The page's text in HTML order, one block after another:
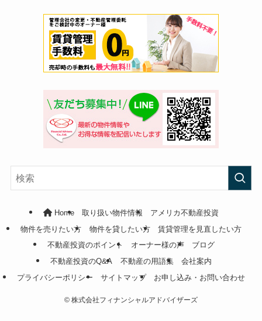
Home 取り扱い物件情報
アメリカ不動産投資
物件を売りたい方
物件を貸したい方
賃貸管理を見直したい方
不動産投資のポイント
オーナー様の声
ブログ
不動産投資のQ&A
不動産の用語集
会社案内
プライバシーポリシー
サイトマップ お申し込み・お問い合わせ
© 株式会社フィナンシャルアドバイザーズ